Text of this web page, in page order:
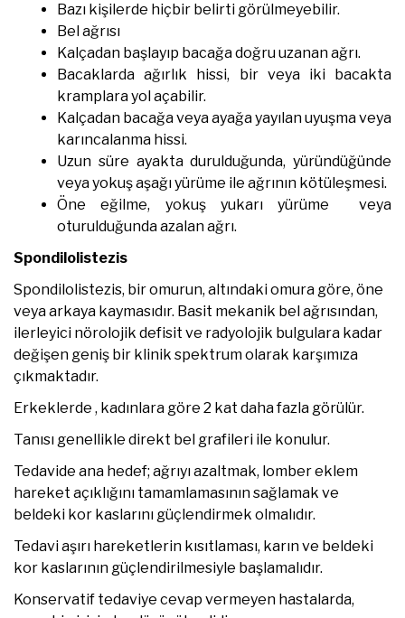
Bazı kişilerde hiçbir belirti görülmeyebilir.
Bel ağrısı
Kalçadan başlayıp bacağa doğru uzanan ağrı.
Bacaklarda ağırlık hissi, bir veya iki bacakta
kramplara yol açabilir.
Kalçadan bacağa veya ayağa yayılan uyuşma veya
karıncalanma hissi.
Uzun süre ayakta durulduğunda, yüründüğünde
veya yokuş aşağı yürüme ile ağrının kötüleşmesi.
Öne eğilme, yokuş yukarı yürüme veya
oturulduğunda azalan ağrı.
Spondilolistezis
Spondilolistezis, bir omurun, altındaki omura göre, öne
veya arkaya kaymasıdır. Basit mekanik bel ağrısından,
ilerleyici nörolojik defisit ve radyolojik bulgulara kadar
değişen geniş bir klinik spektrum olarak karşımıza
çıkmaktadır.
Erkeklerde , kadınlara göre 2 kat daha fazla görülür.
Tanısı genellikle direkt bel grafileri ile konulur.
Tedavide ana hedef; ağrıyı azaltmak, lomber eklem
hareket açıklığını tamamlamasının sağlamak ve
beldeki kor kaslarını güçlendirmek olmalıdır.
Tedavi aşırı hareketlerin kısıtlaması, karın ve beldeki
kor kaslarının güçlendirilmesiyle başlamalıdır.
Konservatif tedaviye cevap vermeyen hastalarda,